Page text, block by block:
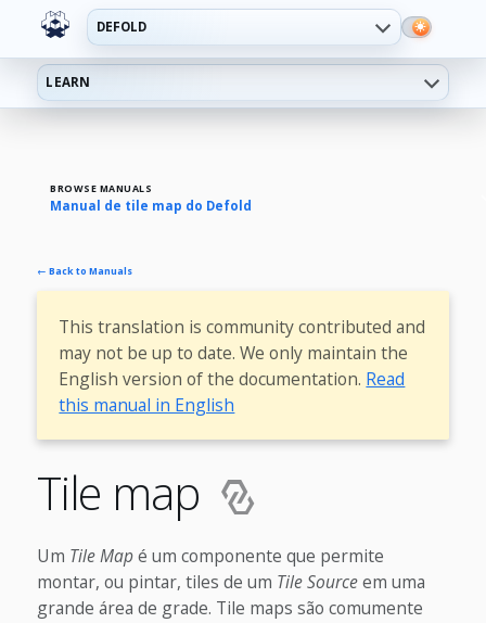
DEFOLD
LEARN
BROWSE MANUALS
Manual de tile map do Defold
← Back to Manuals
This translation is community contributed and
may not be up to date. We only maintain the
English version of the documentation. Read
this manual in English
Tile map
Um Tile Mapé um componente que permite
montar, ou pintar, tiles de um Tile Sourceem uma
grande área de grade. Tile maps são comumente